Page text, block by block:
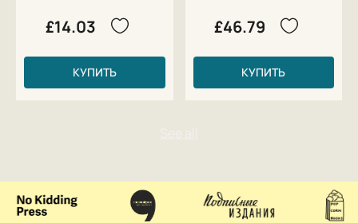
£14.03
КУПИТЬ
£46.79
КУПИТЬ